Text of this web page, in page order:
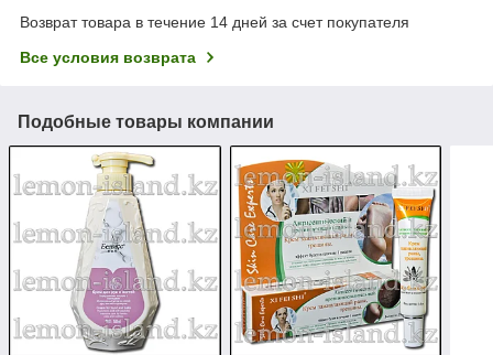
Возврат товара в течение 14 дней за счет покупателя
Все условия возврата
Подобные товары компании